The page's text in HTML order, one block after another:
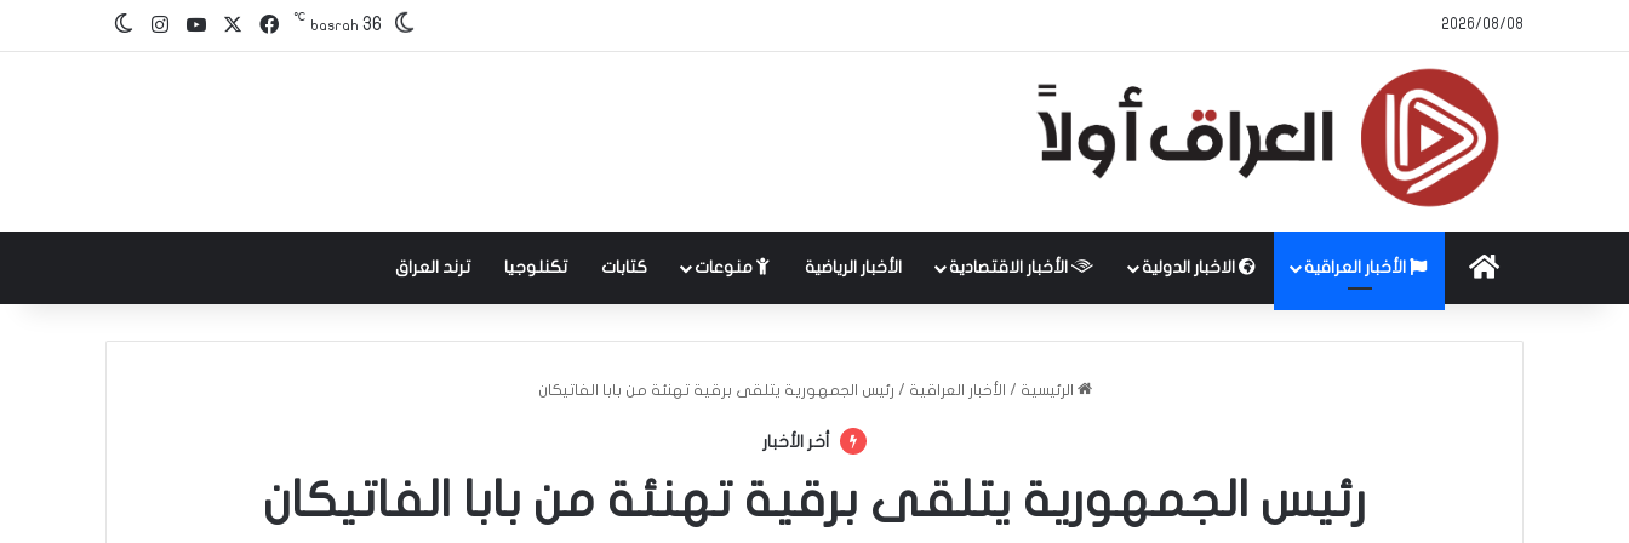
2026/08/08
basrah 36
℃ فيسبوك‫YouTube
انستقرامالوضع المظلم
الرئيسية الأخبار العراقية الاخبار الدولية الأخبار الاقتصادية الأخبار الرياضية منوعات كتابات تكنلوجيا ترند العراق
الرئيسية / الأخبار العراقية / رئيس الجمهورية يتلقى برقية تهنئة من بابا الفاتيكان
أخر الأخبار
رئيس الجمهورية يتلقى برقية تهنئة من بابا الفاتيكان